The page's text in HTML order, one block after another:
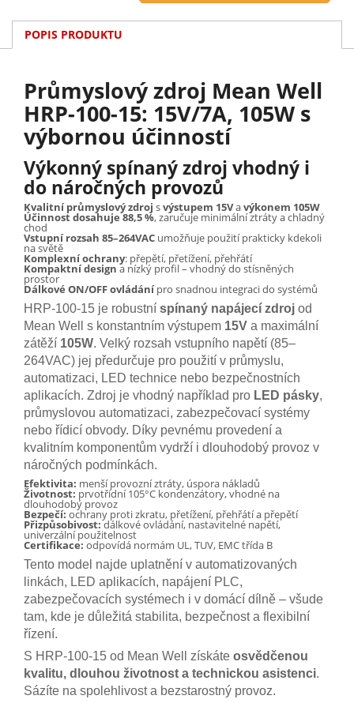
POPIS PRODUKTU
Průmyslový zdroj Mean Well
HRP-100-15: 15V/7A, 105W s
výbornou účinností
Výkonný spínaný zdroj vhodný i
do náročných provozů
Kvalitní průmyslový zdroj svýstupem 15Vavýkonem 105W
Účinnost dosahuje 88,5 %, zaručuje minimální ztráty a chladný
chod
Vstupní rozsah 85–264VAC umožňuje použití prakticky kdekoli
na světě
Komplexní ochrany: přepětí, přetížení, přehřátí
Kompaktní design a nízký profil – vhodný do stísněných
prostor
Dálkové ON/OFF ovládánípro snadnou integraci do systémů
HRP-100-15 je robustní spínaný napájecí zdroj od
Mean Well s konstantním výstupem 15V a maximální
zátěží 105W. Velký rozsah vstupního napětí (85–
264VAC) jej předurčuje pro použití v průmyslu,
automatizaci, LED technice nebo bezpečnostních
aplikacích. Zdroj je vhodný například pro LED pásky,
průmyslovou automatizaci, zabezpečovací systémy
nebo řídicí obvody. Díky pevnému provedení a
kvalitním komponentům vydrží i dlouhodobý provoz v
náročných podmínkách.
Efektivita: menší provozní ztráty, úspora nákladů
Životnost: prvotřídní 105°C kondenzátory, vhodné na
dlouhodobý provoz
Bezpečí: ochrany proti zkratu, přetížení, přehřátí a přepětí
Přizpůsobivost:dálkové ovládání, nastavitelné napětí,
univerzální použitelnost
Certifikace: odpovídá normám UL, TUV, EMC třída B
Tento model najde uplatnění v automatizovaných
linkách, LED aplikacích, napájení PLC,
zabezpečovacích systémech i v domácí dílně – všude
tam, kde je důležitá stabilita, bezpečnost a flexibilní
řízení.
S HRP-100-15 od Mean Well získáte osvědčenou
kvalitu, dlouhou životnost a technickou asistenci.
Sázíte na spolehlivost a bezstarostný provoz.